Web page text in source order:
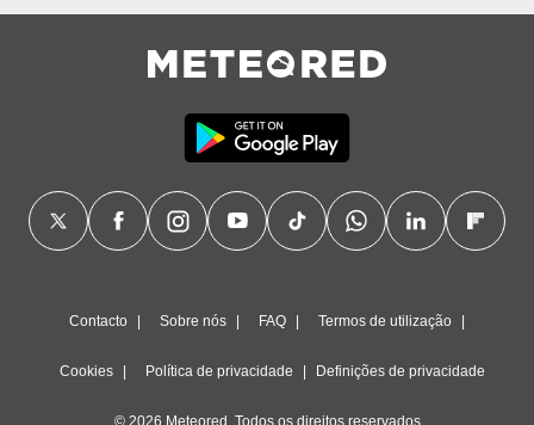
Contacto Sobre nós FAQ Termos de utilização
Cookies Política de privacidade Definições de privacidade
© 2026 Meteored. Todos os direitos reservados